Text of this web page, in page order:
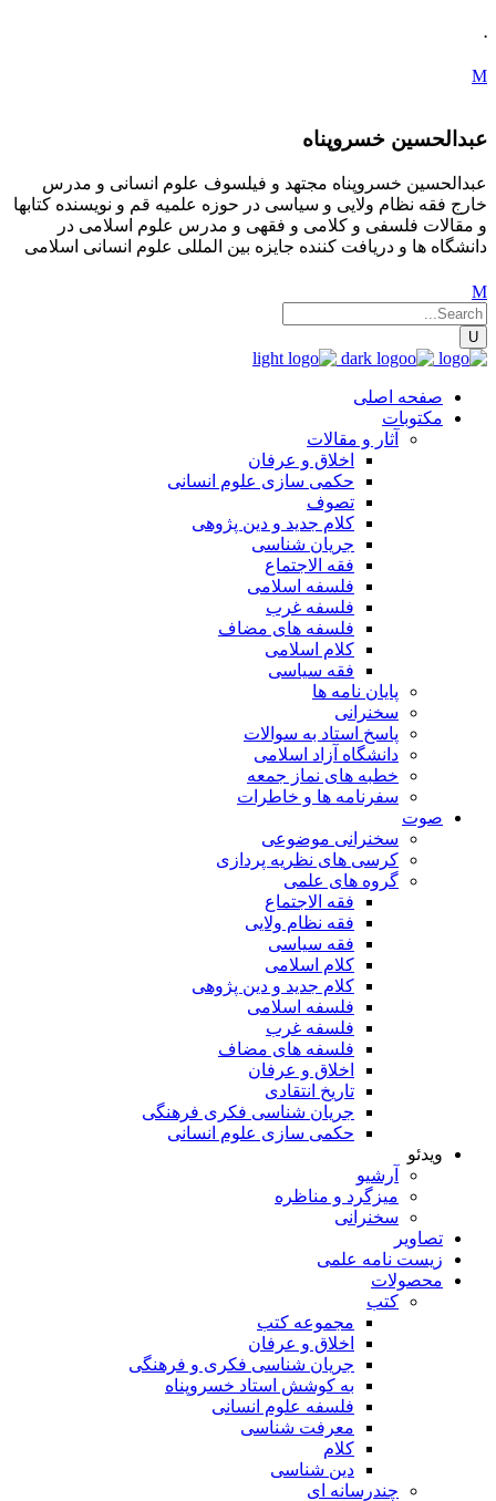
.
عبدالحسین خسروپناه
عبدالحسین خسروپناه مجتهد و فیلسوف علوم انسانی و مدرس
خارج فقه نظام ولایی و سیاسی در حوزه علمیه قم و نویسنده کتابها
و مقالات فلسفی و کلامی و فقهی و مدرس علوم اسلامی در
دانشگاه ها و دریافت کننده جایزه بین المللی علوم انسانی اسلامی
صفحه اصلی
مکتوبات
آثار و مقالات
اخلاق و عرفان
حکمی سازی علوم انسانی
تصوف
کلام جدید و دین پژوهی
جریان شناسی
فقه الاجتماع
فلسفه اسلامی
فلسفه غرب
فلسفه های مضاف
کلام اسلامی
فقه سیاسی
پایان نامه ها
سخنرانی
پاسخ استاد به سوالات
دانشگاه آزاد اسلامی
خطبه های نماز جمعه
سفرنامه ها و خاطرات
صوت
سخنرانی موضوعی
کرسی های نظریه پردازی
گروه های علمی
فقه الاجتماع
فقه نظام ولایی
فقه سیاسی
کلام اسلامی
کلام جدید و دین پژوهی
فلسفه اسلامی
فلسفه غرب
فلسفه های مضاف
اخلاق و عرفان
تاریخ انتقادی
جریان شناسی فکری فرهنگی
حکمی سازی علوم انسانی
ویدئو
آرشیو
میزگرد و مناظره
سخنرانی
تصاویر
زیست نامه علمی
محصولات
کتب
مجموعه کتب
اخلاق و عرفان
جریان شناسی فکری و فرهنگی
به کوشش استاد خسروپناه
فلسفه علوم انسانی
معرفت شناسی
کلام
دین شناسی
چندرسانه ای